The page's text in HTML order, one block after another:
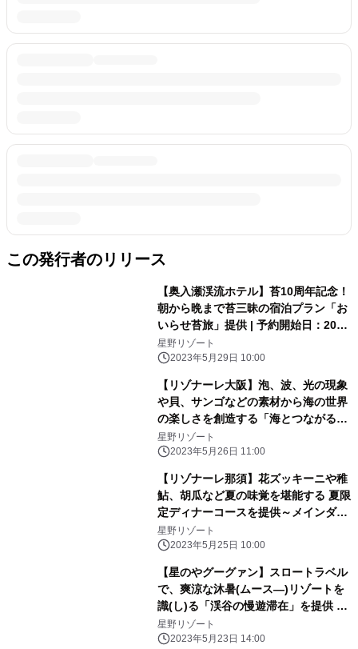
この発行者のリリース
【奥入瀬渓流ホテル】苔10周年記念！
朝から晩まで苔三昧の宿泊プラン「お
いらせ苔旅」提供 | 予約開始日：2023
年6月13日／期間：2023年6月24日〜
2024年6月19日
星野リゾート
2023年5月29日 10:00
【リゾナーレ大阪】泡、波、光の現象
や貝、サンゴなどの素材から海の世界
の楽しさを創造する「海とつながるア
トリエ」誕生｜期間：2023年6月1
日〜9月30日
星野リゾート
2023年5月26日 11:00
【リゾナーレ那須】花ズッキーニや稚
鮎、胡瓜など夏の味覚を堪能する 夏限
定ディナーコースを提供～メインダイ
ニング「OTTO SETTE(オットセッテ)
NASU(ナス)」のフルコース～| 期間：
2023年6月21日～9月15日
星野リゾート
2023年5月25日 10:00
【星のやグーグァン】スロートラベル
で、爽涼な沐暑(ムース―)リゾートを
識(し)る「渓谷の慢遊滞在」を提供 ～
森林散策や川辺のピクニックで谷關(グ
ーグァン)と「つながる」2泊3日の滞
星野リゾート
2023年5月23日 14:00